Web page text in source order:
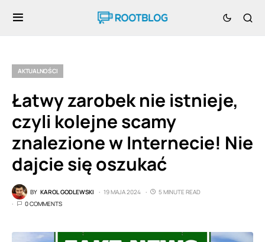
AKTUALNOŚCI
Łatwy zarobek nie istnieje,
czyli kolejne scamy
znalezione w Internecie! Nie
dajcie się oszukać
BY KAROL GODLEWSKI 19 MAJA 2024
5 MINUTE READ
0 COMMENTS